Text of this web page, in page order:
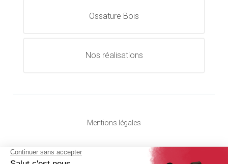
Ossature Bois
Nos réalisations
Mentions légales